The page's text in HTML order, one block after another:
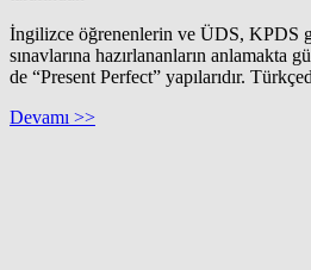
İngilizce öğrenenlerin ve ÜDS, KPDS
sınavlarına hazırlananların anlamakta
de “Present Perfect” yapılarıdır.
Devamı >>